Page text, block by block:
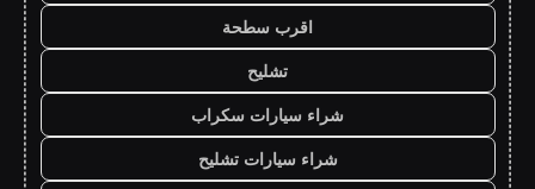
اقرب سطحة
تشليح
شراء سيارات سكراب
شراء سيارات تشليح